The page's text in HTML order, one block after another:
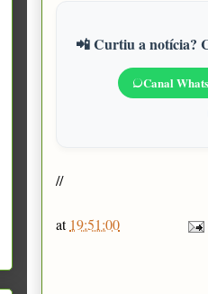
📲 Curtiu a notícia?
Canal
//
at 19:51:00